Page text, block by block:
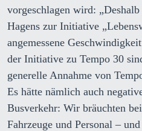
vorgeschlagen wird:
Hagens zur Initiative
angemessene
der Initiative zu Tempo 30
generelle Annahme von
Es hätte nämlich auch
Busverkehr: Wir bräuchten
Fahrzeuge und Personal –